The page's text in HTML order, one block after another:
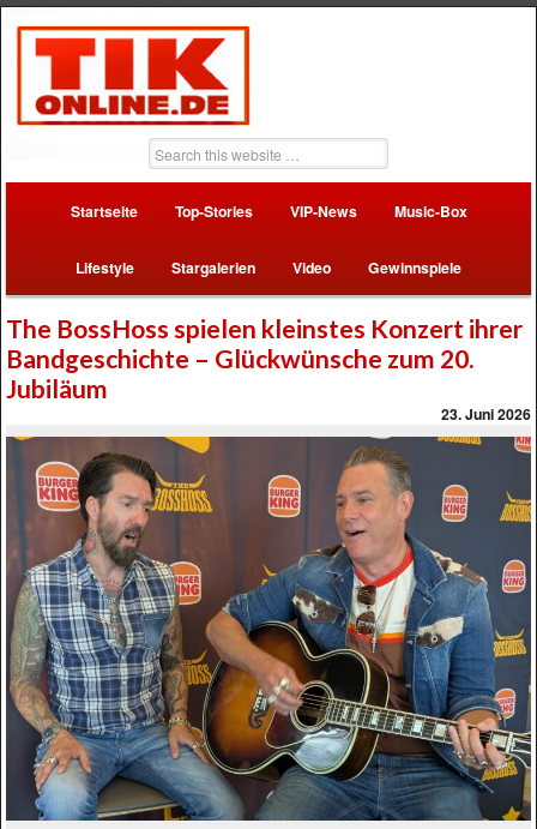
Startseite Top-Stories VIP-News Music-Box
Lifestyle Stargalerien Video Gewinnspiele
The BossHoss spielen kleinstes Konzert ihrer
Bandgeschichte – Glückwünsche zum 20.
Jubiläum
23. Juni 2026